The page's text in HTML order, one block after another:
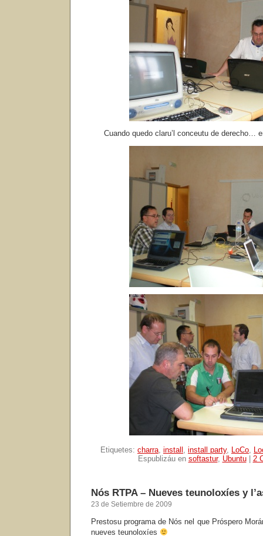
Cuando quedo claru’l conceutu de derecho…
Etiquetes: charra, install , install party, LoCo,
Espublizáu en softastur, Ubuntu| 2
Nós RTPA – Nueves teunoloxíes y
23 de Setiembre de 2009
Prestosu programa de Nós nel que Próspero
nueves teunoloxíes